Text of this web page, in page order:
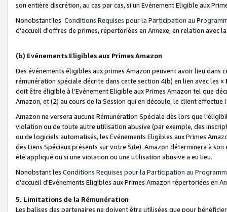
son entière discrétion, au cas par cas, si un Evénement Eligible aux
Nonobstant les Conditions Requises pour la Participation au
d'accueil d'offres de primes, répertoriées en Annexe, en relation avec
(b) Evénements Eligibles aux Primes Amazon
Des événements éligibles aux primes Amazon peuvent avoir lieu dans
rémunération spéciale décrite dans cette section 4(b) en lien avec les «
doit être éligible à l’Evénement Eligible aux Primes Amazon tel que
Amazon, et (2) au cours de la Session qui en découle, le client
Amazon ne versera aucune Rémunération Spéciale dès lors que
violation ou de toute autre utilisation abusive (par exemple, des
ou de logiciels automatisés, les Evénements Eligibles aux Primes
des Liens Spéciaux présents sur votre Site). Amazon déterminera à
été appliqué ou si une violation ou une utilisation abusive a eu lieu.
Nonobstant les Conditions Requises pour la Participation au
d'accueil d'Evénements Eligibles aux Primes Amazon répertoriées en
5. Limitations de la Rémunération
Les balises des partenaires ne doivent être utilisées que pour